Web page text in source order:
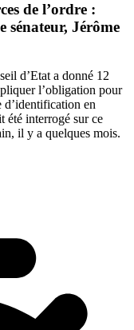
de l’ordre :
sénateur, Jérôme
d’Etat a donné 12
l’obligation pour
d’identification en
été interrogé sur ce
il y a quelques mois.